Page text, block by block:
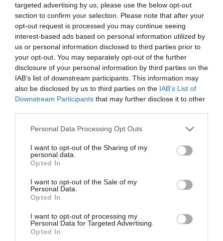
targeted advertising by us, please use the below opt-out
section to confirm your selection. Please note that after your
opt-out request is processed you may continue seeing
interest-based ads based on personal information utilized by
us or personal information disclosed to third parties prior to
your opt-out. You may separately opt-out of the further
disclosure of your personal information by third parties on the
IAB’s list of downstream participants. This information may
also be disclosed by us to third parties on the IAB’s List of
Downstream Participants that may further disclose it to other
Please note that this website/app uses one or more Google
not limited to your visit or usage behaviour. You may click to
grant or deny consent to Google and its third-party tags to
use your data for below specified purposes in below Google
consent section.
Personal Data Processing Opt Outs
I want to opt-out of the Sharing of my
personal data.
Opted In
I want to opt-out of the Sale of my
Personal Data.
Opted In
I want to opt-out of processing my
Personal Data for Targeted Advertising.
Opted In